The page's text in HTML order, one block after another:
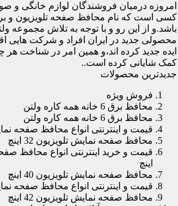
امروزه درمیان فروشندگان لوازم خانگی و
کسی است که نام محافظ صفحه تلویزیون و
باشد.و از این رو و با توجه به تلاش مجموعه
محصولی جدید در ایران افراد و شرکت هایی
ایده جدید کرده اند،و همین امر در شناخت
کمک شایانی کرده است..
جدیدترین محصولات
فروش ویژه
محافظ برق 6 خانه همه کاره ولتن
محافظ برق 6 خانه همه کاره ولتن
قیمت و اینترنتی انواع محافظ صفحه نمایش
محافظ صفحه نمایش تلویزیون 32 اینچ
اینچ
محافظ صفحه نمایش تلویزیون 40 اینچ
قیمت و اینترنتی انواع محافظ صفحه نمایش
محافظ صفحه نمایش تلویزیون 42 اینچ